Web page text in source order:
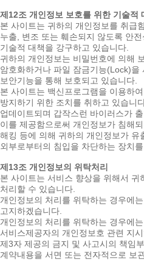
제12조 개인정보 보호를 위한 기술적
본 사이트는 귀하의 개인정보를 취급
누출, 변조 또는 훼손되지 않도록 안
기술적 대책을 강구하고 있습니다.
귀하의 개인정보는 비밀번호에 의해
암호화하거나 파일 잠금기능(Lock)을
보안기능을 통해 보호되고 있습니다.
본 사이트는 백신프로그램을 이용하
방지하기 위한 조치를 취하고 있습니
업데이트되며 갑작스런 바이러스가
이를 제공함으로써 개인정보가 침해
해킹 등에 의해 귀하의 개인정보가 유
외부로부터의 침입을 차단하는 장치
제13조 개인정보의 위탁처리
본 사이트는 서비스 향상을 위해서 귀
처리할 수 있습니다.
개인정보의 처리를 위탁하는 경우에
고지하겠습니다.
개인정보의 처리를 위탁하는 경우에
서비스제공자의 개인정보호 관련 지
제3자 제공의 금지 및 사고시의 책임
계약내용을 서면 또는 전자적으로 보